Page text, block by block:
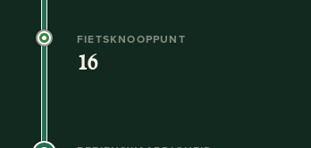
FIETSKNOOPPUNT
16